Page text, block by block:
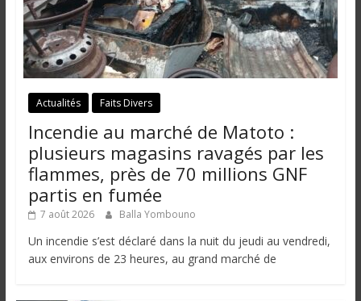
Actualités Faits Divers
Incendie au marché de Matoto :
plusieurs magasins ravagés par les
flammes, près de 70 millions GNF
partis en fumée
7 août 2026 Balla Yombouno
Un incendie s’est déclaré dans la nuit du jeudi au vendredi,
aux environs de 23 heures, au grand marché de